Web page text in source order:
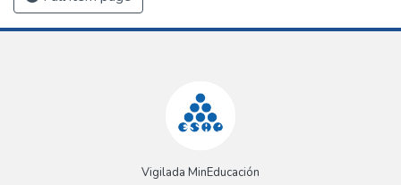
Vigilada MinEducación